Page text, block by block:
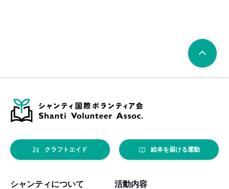
クラフトエイド 絵本を届ける運動
シャンティについて 活動内容